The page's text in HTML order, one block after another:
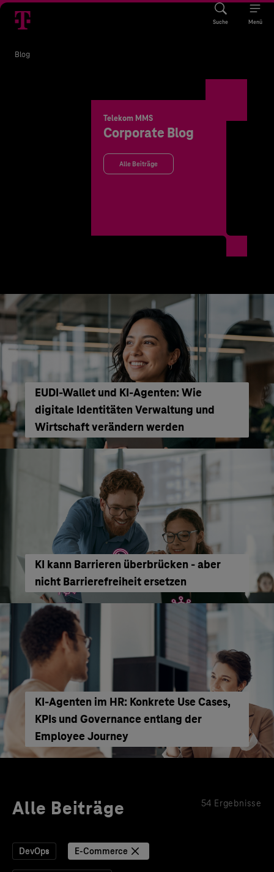
Suche Menü
Blog
Telekom MMS
Corporate Blog
Alle Beiträge
EUDI-Wallet und KI-Agenten: Wie
digitale Identitäten Verwaltung und
Wirtschaft verändern werden
KI kann Barrieren überbrücken - aber
nicht Barrierefreiheit ersetzen
KI‑Agenten im HR: Konkrete Use Cases,
KPIs und Governance entlang der
Employee Journey
Alle Beiträge 54 Ergebnisse
DevOps E-Commerce